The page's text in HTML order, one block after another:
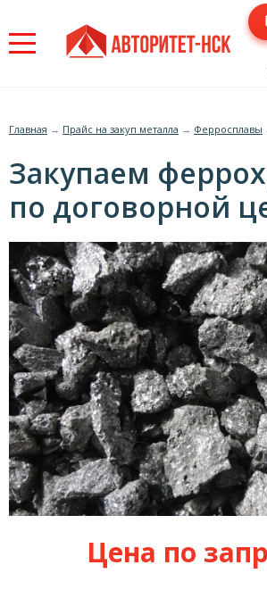
to
navigation
Вы
здесь
Главная → Прайс на закуп металла → Ферросплавы
Закупаем
по договорной
Цена по